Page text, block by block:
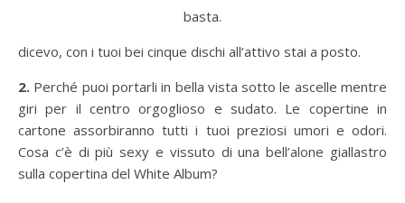
basta.
dicevo, con i tuoi bei cinque dischi all’attivo stai a posto.
2. Perché puoi portarli in bella vista sotto le ascelle mentre
giri per il centro orgoglioso e sudato. Le copertine in
cartone assorbiranno tutti i tuoi preziosi umori e odori.
Cosa c’è di più sexy e vissuto di una bell’alone giallastro
sulla copertina del White Album?